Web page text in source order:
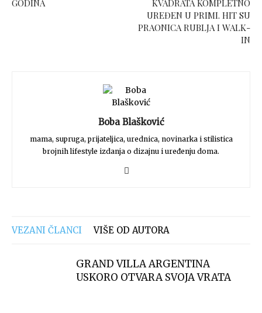
GODINA
KVADRATA KOMPLETNO
UREĐEN U PRIMI. HIT SU
PRAONICA RUBLJA I WALK-
IN
Boba Blašković
mama, supruga, prijateljica, urednica, novinarka i stilistica
brojnih lifestyle izdanja o dizajnu i uređenju doma.
VEZANI ČLANCI VIŠE OD AUTORA
GRAND VILLA ARGENTINA
USKORO OTVARA SVOJA VRATA